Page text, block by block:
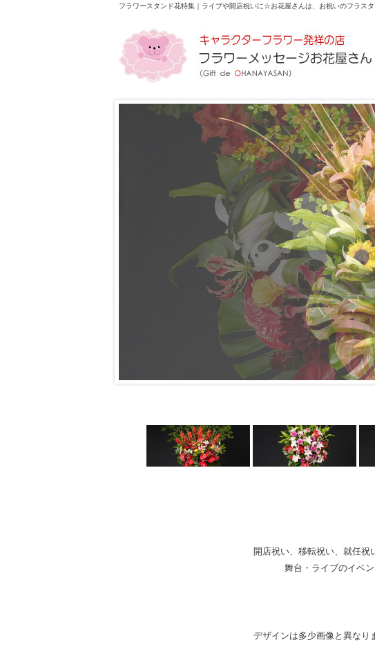
フラワースタンド花特集｜ライブや開店祝いに☆お花屋さんは、お祝いのフラス
開店祝い、移転祝い、就任祝
舞台・ライブのイベ
デザインは多少画像と異なり